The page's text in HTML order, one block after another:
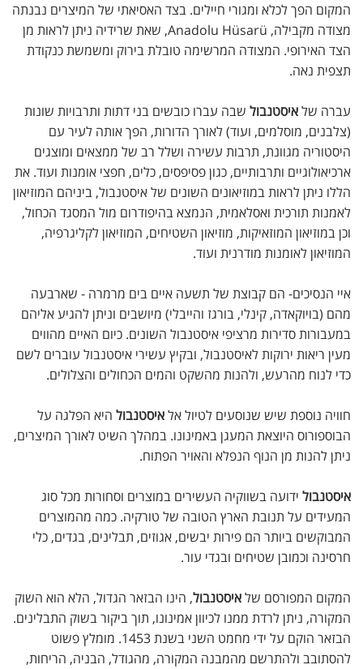
המקום הפך לכלא ומגורי חיילים. בצד האסיאתי של המיצרים נבנתה
מצודה מקבילה, Anadolu Hüsarü, שאת שרידיה ניתן לראות מן
הצד האירופי. המצודה המרשימה טובלת בירוק ומשמשת כנקודת
תצפית נאה.
עברה שלאיסטנבול שבה עברו כובשים בני דתות ותרבויות שונות
(צלבנים, מוסלמים, ועוד) לאורך הדורות, הפך אותה לעיר עם
היסטוריה מגוונת, תרבות עשירה ושלל רב של ממצאים ומוצגים
ארכיאולוגיים ותרבותיים, כגון פסיפסים, כלים, חפצי אומנות ועוד. את
הללו ניתן לראות במוזיאונים השונים של איסטנבול, ביניהם המוזיאון
לאמנות תורכית ואסלאמית, הנמצא בהיפודרום מול המסגד הכחול,
וכן במוזיאון המוזאיקות, מוזיאון השטיחים, המוזיאון לקליגרפיה,
המוזיאון לאומנות מודרנית ועוד.
איי הנסיכים- הם קבוצת של תשעה איים בים מרמרה - שארבעה
מהם (בויוקאדה, קינלי, בורגז והייבלי) מיושבים וניתן להגיע אליהם
במעבורות סדירות מרציפי איסטנבול השונים. כיום האיים מהווים
מעין ריאות ירוקות לאיסטנבול, ובקיץ עשירי איסטנבול עוברים לשם
כדי לנוח מהרעש, ולהנות מהשקט והמים הכחולים והצלולים.
חוויה נוספת שיש שנוסעים לטיול אלאיסטנבול היא הפלגה על
הבוספורוס היוצאת המעגן באמינונו. במהלך השיט לאורך המיצרים,
ניתן להנות מן הנוף הנפלא והאויר הפתוח.
איסטנבול ידועה בשווקיה העשירים במוצרים וסחורות מכל סוג
המעידים על תנובת הארץ הטובה של טורקיה. כמה מהמוצרים
המבוקשים ביותר הם פירות יבשים, אגוזים, תבלינים, בגדים, כלי
חרסינה וכמובן שטיחים ובגדי עור.
המקום המפורסם שלאיסטנבול, הינו הבזאר הגדול, הלא הוא השוק
המקורה, ניתן לרדת ממנו לכיוון אמינונו, תוך ביקור בשוק התבלינים.
הבזאר הוקם על ידי מחמט השני בשנת 1453. מומלץ פשוט
להסתובב ולהתרשם מהמבנה המקורה, מהגודל, הבניה, הריחות,